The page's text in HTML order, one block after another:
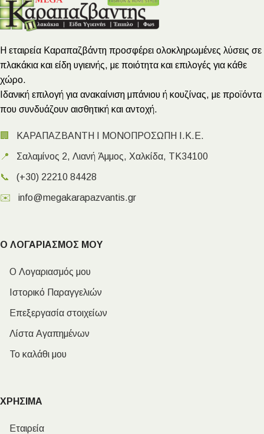
Η εταιρεία Καραπαζβάντη προσφέρει ολοκληρωμένες λύσεις σε
πλακάκια και είδη υγιεινής, με ποιότητα και επιλογές για κάθε
χώρο.
Ιδανική επιλογή για ανακαίνιση μπάνιου ή κουζίνας, με προϊόντα
που συνδυάζουν αισθητική και αντοχή.
🏢 ΚΑΡΑΠΑΖΒΑΝΤΗ Ι ΜΟΝΟΠΡΟΣΩΠΗ Ι.Κ.Ε.
📍 Σαλαμίνος 2, Λιανή Άμμος, Χαλκίδα, ΤΚ34100
📞 (+30) 22210 84428
✉️ info@megakarapazvantis.gr
Ο ΛΟΓΑΡΙΑΣΜΟΣ ΜΟΥ
Ο Λογαριασμός μου
Ιστορικό Παραγγελιών
Επεξεργασία στοιχείων
Λίστα Αγαπημένων
Το καλάθι μου
ΧΡΗΣΙΜΑ
Εταιρεία